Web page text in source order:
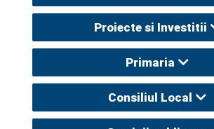
Proiecte si Investitii
Primaria
Consiliul Local